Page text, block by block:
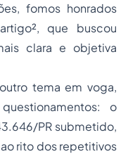
fomos honrados
que buscou
clara e objetiva
tema em voga,
o
PR submetido,
rito dos repetitivos